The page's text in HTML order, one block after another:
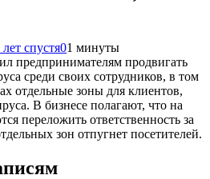
лет спустя01 минуты
предпринимателям продвигать
среди своих сотрудников, в том
отдельные зоны для клиентов,
В бизнесе полагают, что на
переложить ответственность за
зон отпугнет посетителей.